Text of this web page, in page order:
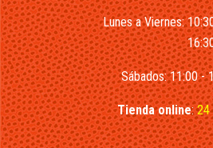
Lunes a Viernes:
Sábados: 11:00 -
Tienda online:24